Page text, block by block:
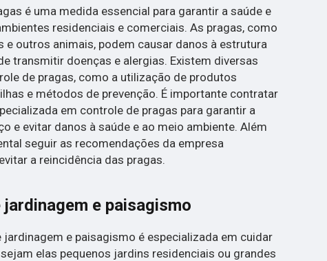
é uma medida essencial para garantir a saúde e
residenciais e comerciais. As pragas, como
e outros animais, podem causar danos à estrutura
transmitir doenças e alergias. Existem diversas
de pragas, como a utilização de produtos
e métodos de prevenção. É importante contratar
em controle de pragas para garantir a
e evitar danos à saúde e ao meio ambiente. Além
seguir as recomendações da empresa
a reincidência das pragas.
jardinagem e paisagismo
jardinagem e paisagismo é especializada em cuidar
elas pequenos jardins residenciais ou grandes